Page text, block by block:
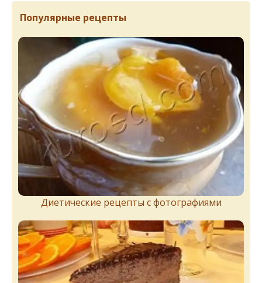
Популярные рецепты
Диетические рецепты с фотографиями